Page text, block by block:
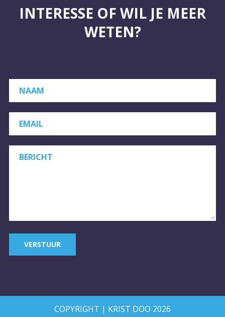
INTERESSE OF WIL JE MEER
WETEN?
VERSTUUR
COPYRIGHT | KRIST DOO 2026